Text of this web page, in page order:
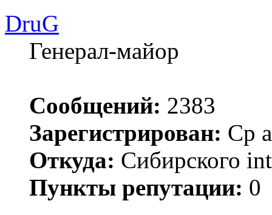
DruG
Генерал-майор
Сообщений: 2383
Зарегистрирован: Ср
Откуда: Сибирского
Пункты репутации: 0